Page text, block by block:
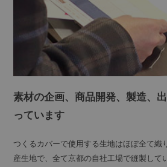
素材の企画、商品開発、製造、
っています
つくるカバーで使用する生地はほぼ全て織
産生地で、全て京都の自社工場で縫製して